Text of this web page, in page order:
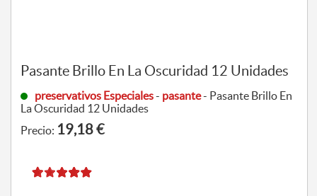
Pasante Brillo En La Oscuridad 12 Unidades
preservativos Especiales- pasante- Pasante Brillo En
La Oscuridad 12 Unidades
Precio: 19,18 €